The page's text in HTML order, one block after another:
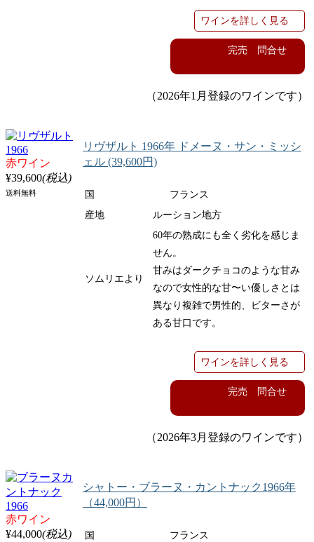
ワインを詳しく見る
完売 問合せ
（2026年1月登録のワインです）
赤ワイン
¥39,600(税込)
送料無料
リヴザルト 1966年 ドメーヌ・サン・ミッシ
ェル (39,600円)
国
フランス
産地
ルーション地方
ソムリエより
60年の熟成にも全く劣化を感じま
せん。
甘みはダークチョコのような甘み
なので女性的な甘〜い優しさとは
異なり複雑で男性的、ビターさが
ある甘口です。
ワインを詳しく見る
完売 問合せ
（2026年3月登録のワインです）
赤ワイン
¥44,000(税込)
シャトー・ブラーヌ・カントナック1966年
（44,000円）
国 フランス